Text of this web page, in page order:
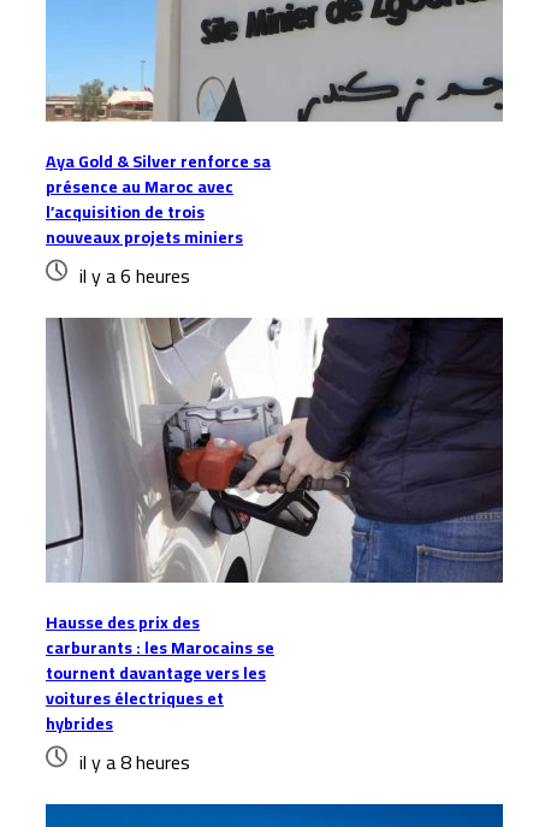
Aya Gold & Silver renforce sa
présence au Maroc avec
l’acquisition de trois
nouveaux projets miniers
il y a 6 heures
Hausse des prix des
carburants : les Marocains se
tournent davantage vers les
voitures électriques et
hybrides
il y a 8 heures